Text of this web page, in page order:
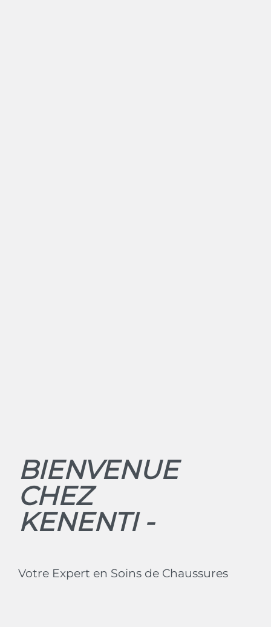
BIENVENUE
CHEZ
KENENTI -
Votre Expert en Soins de Chaussures